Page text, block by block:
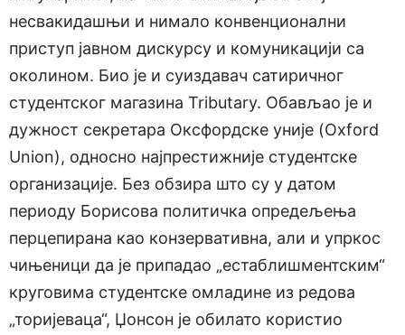
несвакидашњи и нимало конвенционални
приступ јавном дискурсу и комуникацији са
околином. Био је и суиздавач сатиричног
студентског магазина Tributary. Обављао је и
дужност секретара Оксфордске уније (Oxford
Union), односно најпрестижније студентске
организације. Без обзира што су у датом
периоду Борисова политичка опредељења
перцепирана као конзервативна, али и упркос
чињеници да је припадао „естаблишментским“
круговима студентске омладине из редова
„торијеваца“, Џонсон је обилато користио